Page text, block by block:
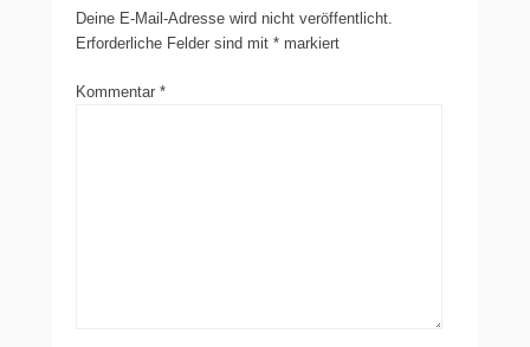
Deine E-Mail-Adresse wird nicht veröffentlicht.
Erforderliche Felder sind mit * markiert
Kommentar *